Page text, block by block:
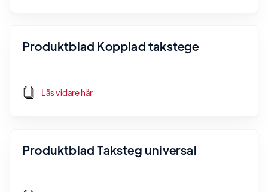
Produktblad Kopplad takstege
Läs vidare här
Produktblad Taksteg universal